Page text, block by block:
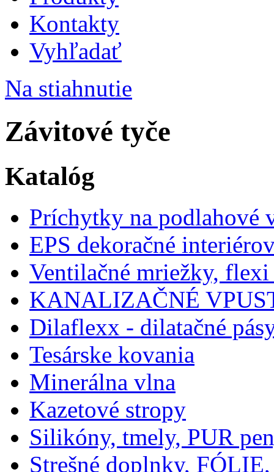
Kontakty
Vyhľadať
Na stiahnutie
Závitové tyče
Katalóg
Príchytky na podlahové
EPS dekoračné
Ventilačné mriežky,
KANALIZAČNÉ
Dilaflexx - dilatačné
Tesárske kovania
Minerálna vlna
Kazetové stropy
Silikóny, tmely, PUR
Strešné doplnky,